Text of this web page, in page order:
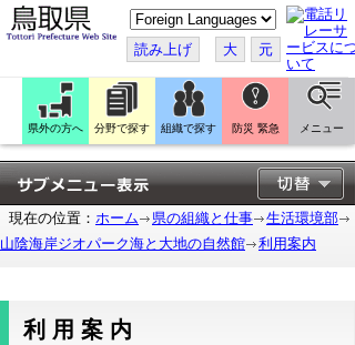
こ
の
ペ
ー
ジ
翻
訳
す
る
読み上げ 大 元
県外の方へ 分野で探す 組織で探す 防災 緊急 メニュー
現在の位置： ホーム 県の組織と仕事
生活環境部
山陰海岸ジオパーク海と大地の自然館
利用案内
利用案内